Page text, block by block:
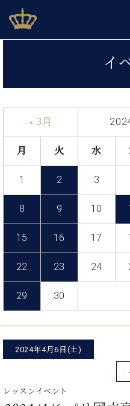
to
content
ベヒシュタインジャパン公式
BECHSTEIN JAPAN Official
グ
ヒ
ュ
タ
ト /
C.
ベ
ヒ
シ
ン
レ
デ
示
ヒ
イ
ン
の
ラ
ピ
を
る
こ
と
音
タ
ベ
ヒ
シ
ン
の
密
イ
器
ベ
ヒ
ュ
ン
ブ
ン
リ
音
ル
員
登
録
案
各
店
舗
ら
せ
情
ュ
イ
で、
た
い！
録
音
し
い！
う
方
業
用
タ
イ
ン・
サ
会
ベ
イ
« 3月
月 火 水
1 2 3
8 9 10
15 16 17
22 23 24
29 30
2024年4月6日(土)
レッスンイベント